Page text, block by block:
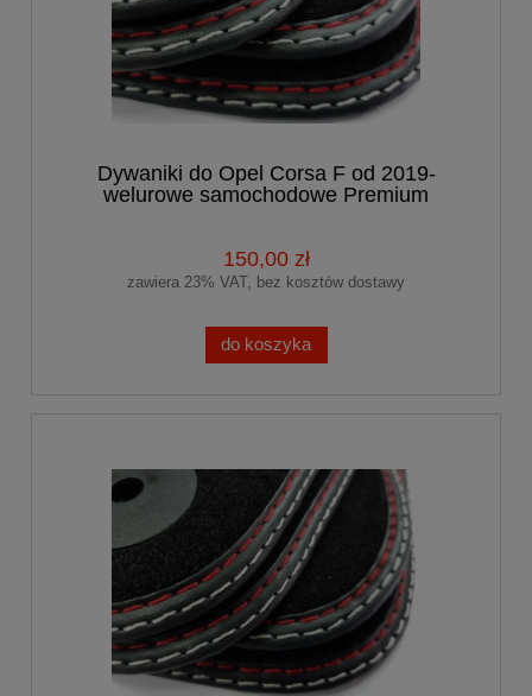
Dywaniki do Opel Corsa F od 2019-
welurowe samochodowe Premium
150,00 zł
zawiera 23% VAT, bez kosztów dostawy
do koszyka